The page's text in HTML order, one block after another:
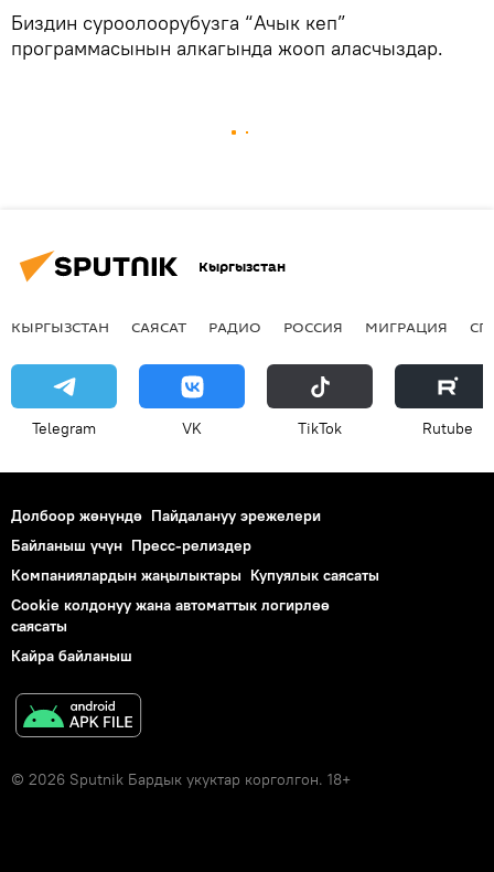
Биздин суроолоорубузга “Ачык кеп”
программасынын алкагында жооп аласчыздар.
Кыргызстан
КЫРГЫЗСТАН САЯСАТ РАДИО РОССИЯ МИГРАЦИЯ
Telegram VK ТikТоk Rutube
Долбоор жөнүндө Пайдалануу эрежелери
Байланыш үчүн Пресс-релиздер
Компаниялардын жаңылыктары Купуялык саясаты
Cookie колдонуу жана автоматтык логирлөө
саясаты
Кайра байланыш
© 2026 Sputnik Бардык укуктар корголгон. 18+